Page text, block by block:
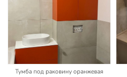
Тумба под раковину оранжевая